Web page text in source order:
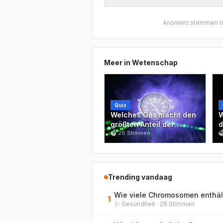
Anoniem stemmen
Meer in Wetenschap
Quiz
Welches Gas macht den
größten Anteil der
Erdatmosphäre aus?
🗳26 Stimmen
Trending vandaag
1 Wie viele Chromosomen
🩺 Gesundheit · 28 Stimmen